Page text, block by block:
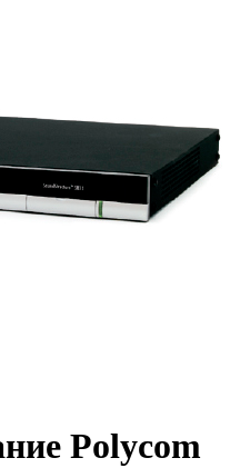
Polycom